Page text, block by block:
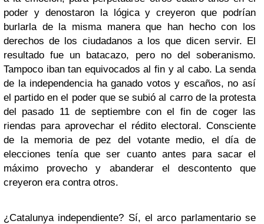
poder y denostaron la lógica y creyeron que podrían
burlarla de la misma manera que han hecho con los
derechos de los ciudadanos a los que dicen servir. El
resultado fue un batacazo, pero no del soberanismo.
Tampoco iban tan equivocados al fin y al cabo. La senda
de la independencia ha ganado votos y escaños, no así
el partido en el poder que se subió al carro de la protesta
del pasado 11 de septiembre con el fin de coger las
riendas para aprovechar el rédito electoral. Consciente
de la memoria de pez del votante medio, el día de
elecciones tenía que ser cuanto antes para sacar el
máximo provecho y abanderar el descontento que
creyeron era contra otros.
¿Catalunya independiente? Sí, el arco parlamentario se